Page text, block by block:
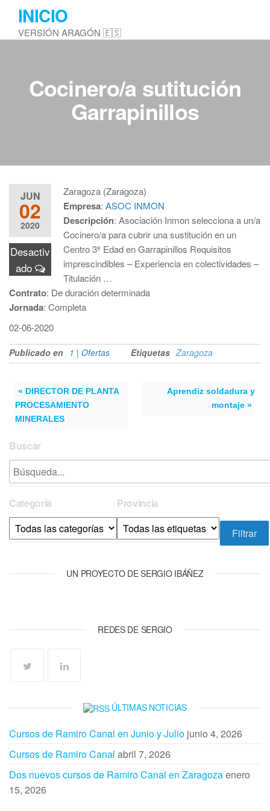
Saltar
contenido
INICIO
VERSIÓN ARAGÓN 🇪🇸
Cocinero/a sutitución
Garrapinillos
JUN
02
2020
Desactiv
ado
Zaragoza (Zaragoza)
Empresa: ASOC INMON
Descripción: Asociación Inmon selecciona a un/a
Cocinero/a para cubrir una sustitución en un
Centro 3ª Edad en Garrapinillos Requisitos
imprescindibles – Experiencia en colectividades –
Titulación …
Contrato: De duración determinada
Jornada: Completa
02-06-2020
Publicado en 1 | Ofertas Etiquetas Zaragoza
« DIRECTOR DE PLANTA
PROCESAMIENTO
MINERALES
Aprendiz soldadura y
montaje »
Buscar
Categoría Provincia
UN PROYECTO DE SERGIO IBÁÑEZ
REDES DE SERGIO
ÚLTIMAS NOTICIAS
Cursos de Ramiro Canal en Junio y Julio junio 4, 2026
Cursos de Ramiro Canal abril 7, 2026
Dos nuevos cursos de Ramiro Canal en Zaragozaenero
15, 2026